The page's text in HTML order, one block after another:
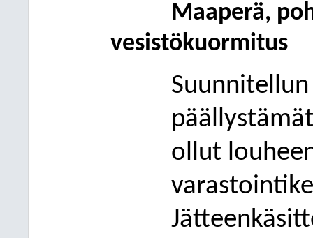
Maaperä,
vesistökuormitus
ollut